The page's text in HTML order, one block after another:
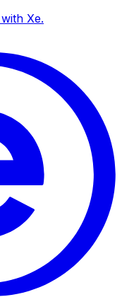
Xe.